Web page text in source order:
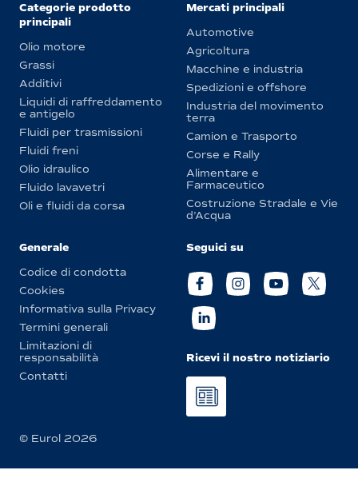
Categorie prodotto
principali
Olio motore
Grassi
Additivi
Liquidi di raffreddamento
e antigelo
Fluidi per trasmissioni
Fluidi freni
Olio idraulico
Fluido lavavetri
Oli e fluidi da corsa
Mercati principali
Automotive
Agricoltura
Macchine e industria
Spedizioni e offshore
Industria del movimento
terra
Camion e Trasporto
Corse e Rally
Alimentare e
Farmaceutico
Costruzione Stradale e Vie
d’Acqua
Generale
Codice di condotta
Cookies
Informativa sulla Privacy
Termini generali
Limitazioni di
responsabilità
Contatti
Seguici su
Ricevi il nostro notiziario
© Eurol 2026